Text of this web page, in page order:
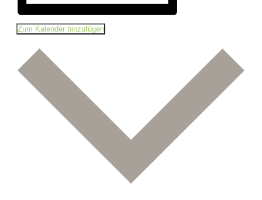
Zum Kalender hinzufügen